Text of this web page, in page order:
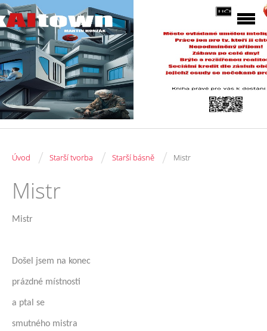
Úvod / Starší tvorba / Starší básně / Mistr
Mistr
Mistr
Došel jsem na konec
prázdné místnosti
a ptal se
smutného mistra